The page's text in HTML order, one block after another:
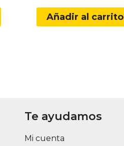
Añadir al carrito
Te ayudamos
Mi cuenta